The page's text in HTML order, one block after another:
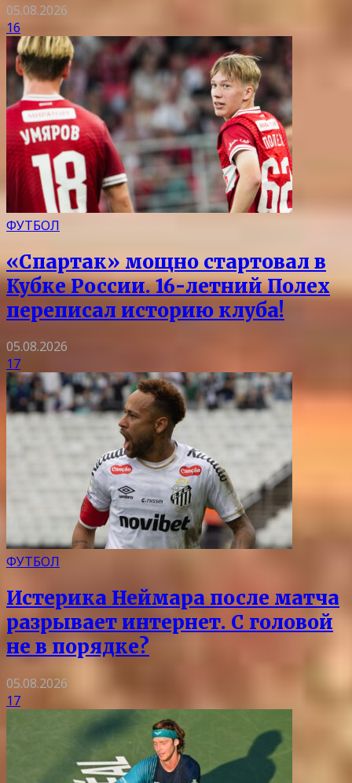
05.08.2026
16
ФУТБОЛ
«Спартак» мощно стартовал в
Кубке России. 16-летний Полех
переписал историю клуба!
05.08.2026
17
ФУТБОЛ
Истерика Неймара после матча
разрывает интернет. С головой
не в порядке?
05.08.2026
17